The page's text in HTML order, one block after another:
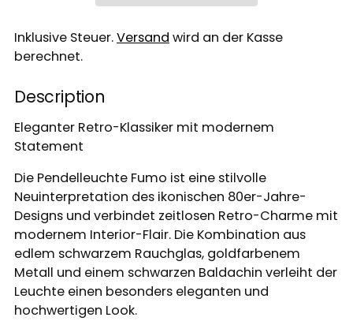
Inklusive Steuer.Versand wird an der Kasse
berechnet.
Description
Eleganter Retro-Klassiker mit modernem
Statement
Die Pendelleuchte Fumo ist eine stilvolle
Neuinterpretation des ikonischen 80er-Jahre-
Designs und verbindet zeitlosen Retro-Charme mit
modernem Interior-Flair. Die Kombination aus
edlem schwarzem Rauchglas, goldfarbenem
Metall und einem schwarzen Baldachin verleiht der
Leuchte einen besonders eleganten und
hochwertigen Look.